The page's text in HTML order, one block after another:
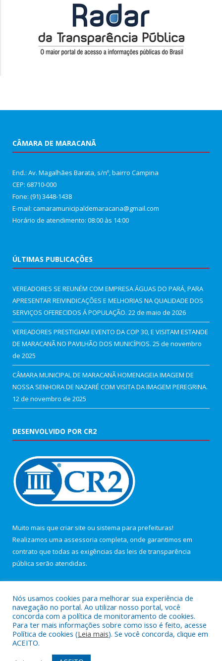
CÂMARA DE MARACANÃ
End.: Av. Magalhães Barata, s/nº, bairro Campina
CEP: 68710-000
Fone: (91) 3448-1438
E-mail: camaramunicipaldemaracana@gmail.com
Horário de atendimento: 08:00 às 14:00
ÚLTIMAS PUBLICAÇÕES
VEREADORES SE REUNÉM COM EMPRESA ÁGUAS DO PARÁ, PARA
APRESENTAR REIVINDICAÇÕES E MELHORIAS NA QUALIDADE DOS
SERVIÇOS OFERECIDOS Á POPULAÇÃO. 22 de maio de 2026
VEREADORES PRESTIGIAM EVENTO DA COP 30, E VISITAM ESTANDE
DE MARACANÃ NO PAVILHÃO DOS MUNICÍPIOS. 25 de novembro
de 2025
CÂMARA MUNICIPAL DE MARACANÃ HOMENAGEIA IMAGEM DE
NOSSA SENHORA DE NAZARÉ COM VISITA DA IMAGEM PEREGRINA.
12 de novembro de 2025
DESENVOLVIDO POR CR2
Muito mais que criar site ou sistema para prefeituras!
Realizamos uma assessoria completa, onde garantimos em
contrato que todas as exigências das leis de transparência
pública serão atendidas.
Todos os direitos reservados a Câmara Municipal de Maracanã.
Nós usamos cookies para melhorar sua experiência de
navegação no portal. Ao utilizar nosso portal, você
concorda com a política de monitoramento de cookies.
Para ter mais informações sobre como isso é feito, acesse
Política de cookies (Leia mais). Se você concorda, clique em
ACEITO.